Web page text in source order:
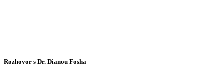
Rozhovor s Dr. Dianou Fosha